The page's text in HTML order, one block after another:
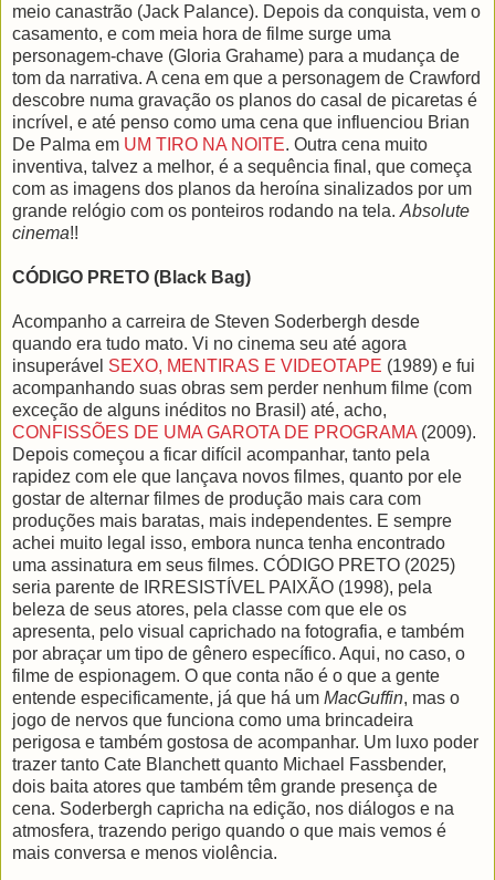
meio canastrão (Jack Palance). Depois da conquista, vem o
casamento, e com meia hora de filme surge uma
personagem-chave (Gloria Grahame) para a mudança de
tom da narrativa. A cena em que a personagem de Crawford
descobre numa gravação os planos do casal de picaretas é
incrível, e até penso como uma cena que influenciou Brian
De Palma em UM TIRO NA NOITE. Outra cena muito
inventiva, talvez a melhor, é a sequência final, que começa
com as imagens dos planos da heroína sinalizados por um
grande relógio com os ponteiros rodando na tela. Absolute
cinema!!
CÓDIGO PRETO (Black Bag)
Acompanho a carreira de Steven Soderbergh desde
quando era tudo mato. Vi no cinema seu até agora
insuperável SEXO, MENTIRAS E VIDEOTAPE (1989) e fui
acompanhando suas obras sem perder nenhum filme (com
exceção de alguns inéditos no Brasil) até, acho,
CONFISSÕES DE UMA GAROTA DE PROGRAMA (2009).
Depois começou a ficar difícil acompanhar, tanto pela
rapidez com ele que lançava novos filmes, quanto por ele
gostar de alternar filmes de produção mais cara com
produções mais baratas, mais independentes. E sempre
achei muito legal isso, embora nunca tenha encontrado
uma assinatura em seus filmes. CÓDIGO PRETO (2025)
seria parente de IRRESISTÍVEL PAIXÃO (1998), pela
beleza de seus atores, pela classe com que ele os
apresenta, pelo visual caprichado na fotografia, e também
por abraçar um tipo de gênero específico. Aqui, no caso, o
filme de espionagem. O que conta não é o que a gente
entende especificamente, já que há um MacGuffin, mas o
jogo de nervos que funciona como uma brincadeira
perigosa e também gostosa de acompanhar. Um luxo poder
trazer tanto Cate Blanchett quanto Michael Fassbender,
dois baita atores que também têm grande presença de
cena. Soderbergh capricha na edição, nos diálogos e na
atmosfera, trazendo perigo quando o que mais vemos é
mais conversa e menos violência.